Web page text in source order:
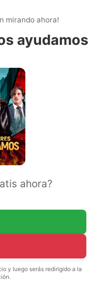
mirando ahora!
ayudamos
ahora?
y luego serás redirigido a la